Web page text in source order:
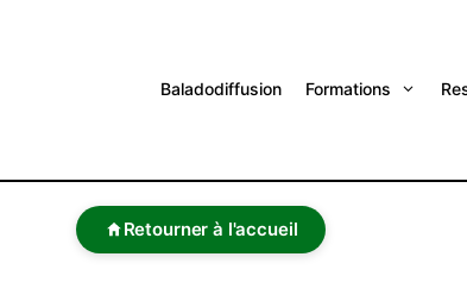
Baladodiffusion Formations
Retourner à l'accueil